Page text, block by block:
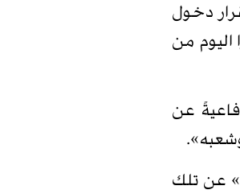
لقرار دخول
اليوم من
حيث باتت الحرب بعد 23 أيلول حربًا دفاعيةً عن
عن تلك